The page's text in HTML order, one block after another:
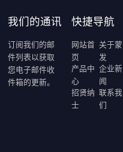
我们的通讯
订阅我们的邮
件列表以获取
您电子邮件收
件箱的更新。
快捷导航
网站首
页
关于蒙
发
产品中
心
企业新
闻
招贤纳
士
联系我
们